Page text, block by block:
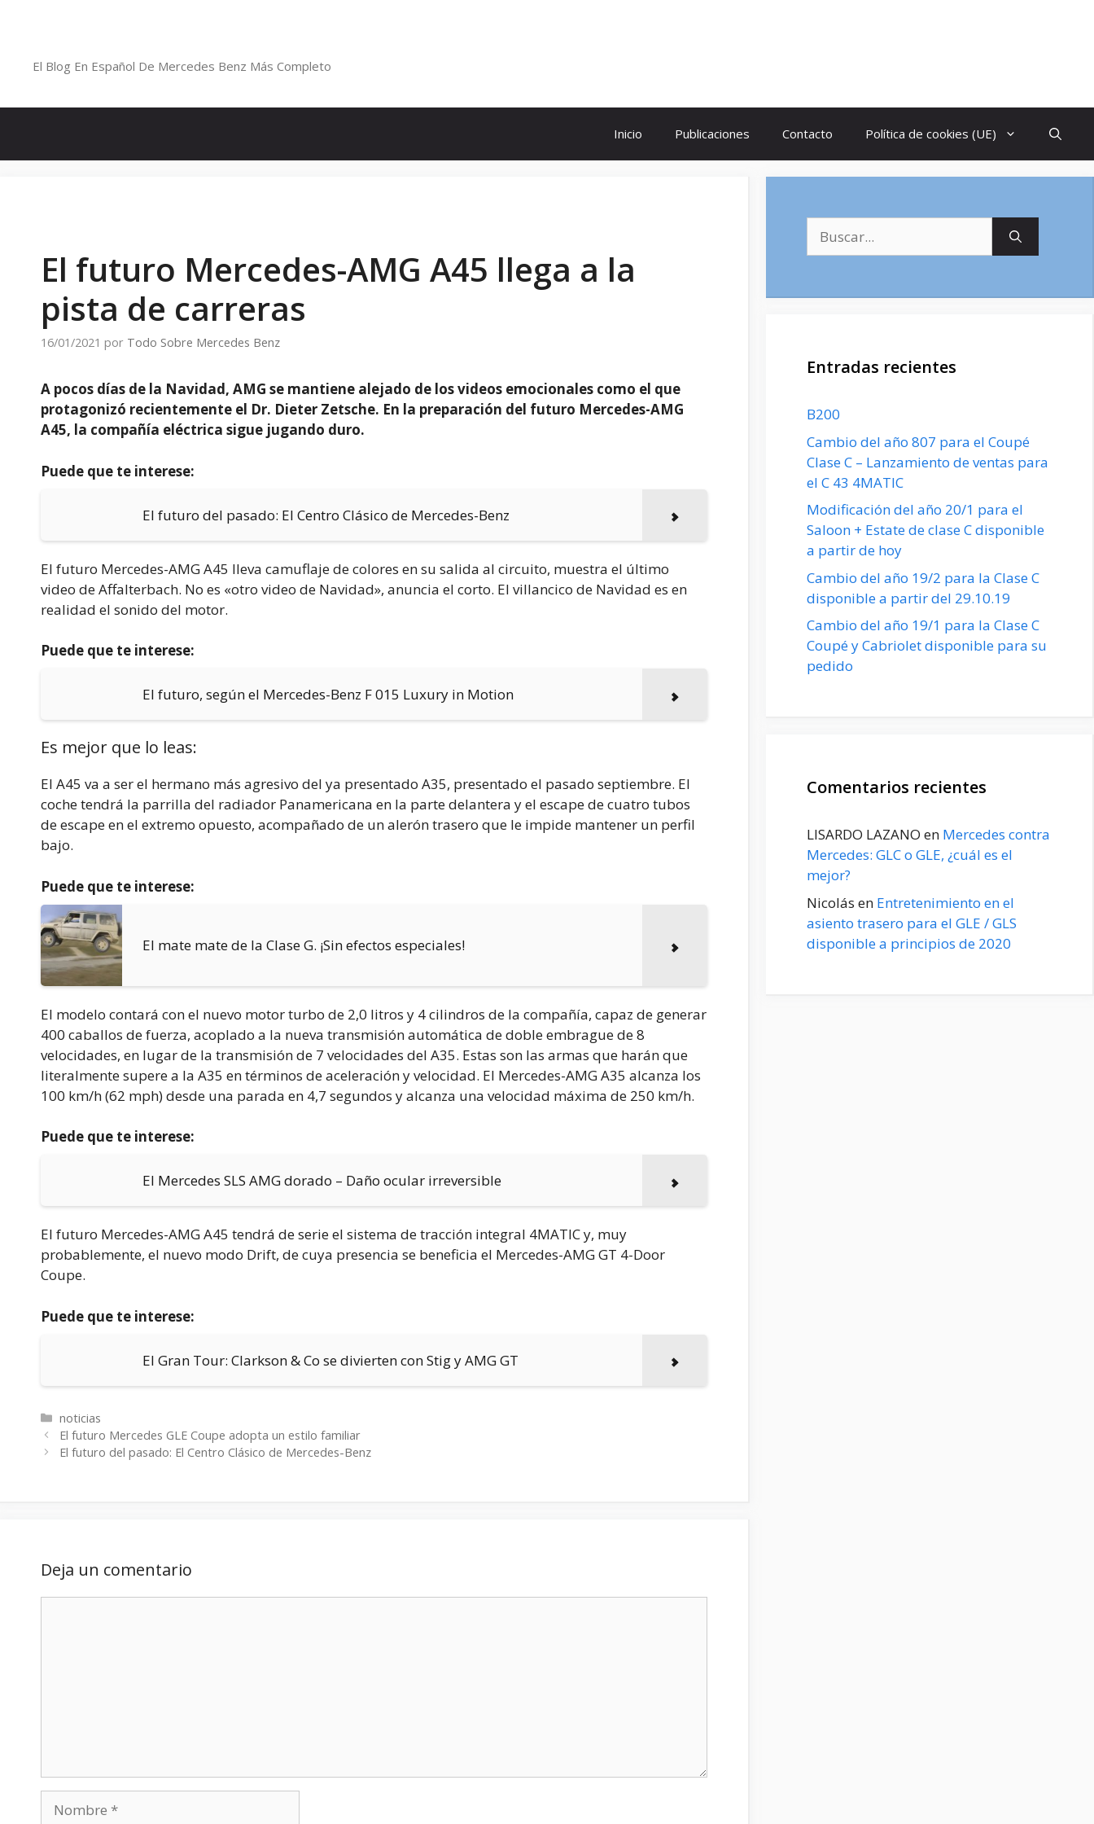
El Blog En Español De Mercedes Benz Más Completo
Inicio Publicaciones Contacto Política de cookies (UE)
El futuro Mercedes-AMG A45 llega a la
pista de carreras
16/01/2021 por Todo Sobre Mercedes Benz
A pocos días de la Navidad, AMG se mantiene alejado de los videos emocionales como el que
protagonizó recientemente el Dr. Dieter Zetsche. En la preparación del futuro Mercedes-AMG
A45, la compañía eléctrica sigue jugando duro.
Puede que te interese:
El futuro del pasado: El Centro Clásico de Mercedes-Benz
El futuro Mercedes-AMG A45 lleva camuflaje de colores en su salida al circuito, muestra el último
video de Affalterbach. No es «otro video de Navidad», anuncia el corto. El villancico de Navidad es en
realidad el sonido del motor.
Puede que te interese:
El futuro, según el Mercedes-Benz F 015 Luxury in Motion
Es mejor que lo leas:
El A45 va a ser el hermano más agresivo del ya presentado A35, presentado el pasado septiembre. El
coche tendrá la parrilla del radiador Panamericana en la parte delantera y el escape de cuatro tubos
de escape en el extremo opuesto, acompañado de un alerón trasero que le impide mantener un perfil
bajo.
Puede que te interese:
El mate mate de la Clase G. ¡Sin efectos especiales!
El modelo contará con el nuevo motor turbo de 2,0 litros y 4 cilindros de la compañía, capaz de generar
400 caballos de fuerza, acoplado a la nueva transmisión automática de doble embrague de 8
velocidades, en lugar de la transmisión de 7 velocidades del A35. Estas son las armas que harán que
literalmente supere a la A35 en términos de aceleración y velocidad. El Mercedes-AMG A35 alcanza los
100 km/h (62 mph) desde una parada en 4,7 segundos y alcanza una velocidad máxima de 250 km/h.
Puede que te interese:
El Mercedes SLS AMG dorado – Daño ocular irreversible
El futuro Mercedes-AMG A45 tendrá de serie el sistema de tracción integral 4MATIC y, muy
probablemente, el nuevo modo Drift, de cuya presencia se beneficia el Mercedes-AMG GT 4-Door
Coupe.
Puede que te interese:
El Gran Tour: Clarkson & Co se divierten con Stig y AMG GT
Categorías
noticias
El futuro Mercedes GLE Coupe adopta un estilo familiar
El futuro del pasado: El Centro Clásico de Mercedes-Benz
Deja un comentario
Entradas recientes
B200
Cambio del año 807 para el Coupé
Clase C – Lanzamiento de ventas para
el C 43 4MATIC
Modificación del año 20/1 para el
Saloon + Estate de clase C disponible
a partir de hoy
Cambio del año 19/2 para la Clase C
disponible a partir del 29.10.19
Cambio del año 19/1 para la Clase C
Coupé y Cabriolet disponible para su
pedido
Comentarios recientes
LISARDO LAZANO en Mercedes contra
Mercedes: GLC o GLE, ¿cuál es el
mejor?
Nicolás en Entretenimiento en el
asiento trasero para el GLE / GLS
disponible a principios de 2020